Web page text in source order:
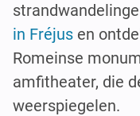
in Fréjus en
Romeinse
amfitheater, die
weerspiegelen.